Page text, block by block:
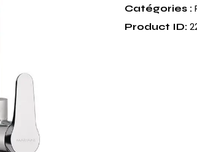
Catégories :
Product ID: